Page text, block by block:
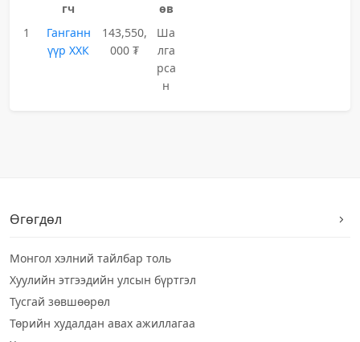
гч
өв
1
Ганганн
үүр ХХК
143,550,
000 ₮
Ша
лга
рса
н
Өгөгдөл
Монгол хэлний тайлбар толь
Хуулийн этгээдийн улсын бүртгэл
Тусгай зөвшөөрөл
Төрийн худалдан авах ажиллагаа